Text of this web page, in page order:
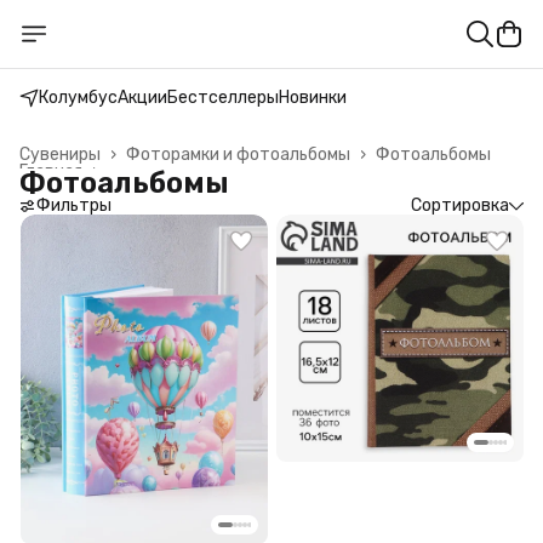
КолумбусАкцииБестселлерыНовинки
Фотоальбомы
Фоторамки и фотоальбомы ›
Сувениры ›
Главная ›
Фотоальбомы
Фильтры Сортировка